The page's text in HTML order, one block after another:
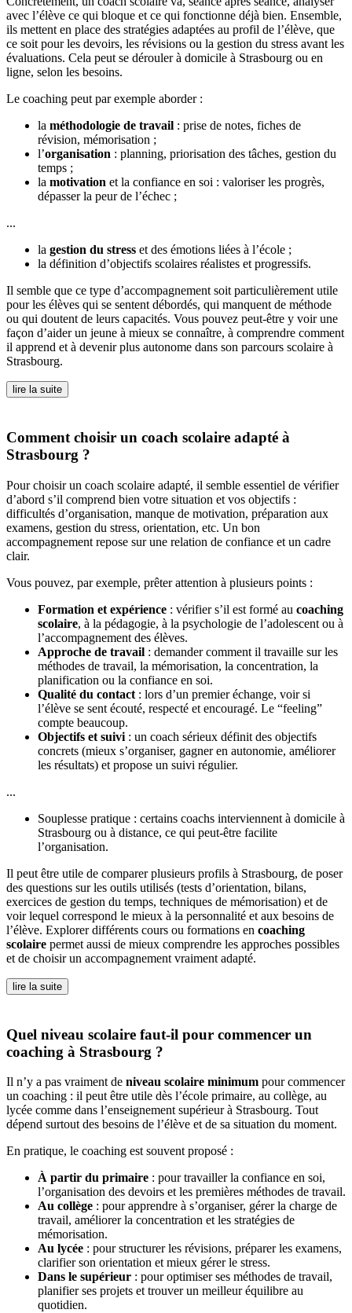
avec l’élève ce qui bloque et ce qui fonctionne déjà bien. Ensemble,
ils mettent en place des stratégies adaptées au profil de l’élève, que
ce soit pour les devoirs, les révisions ou la gestion du stress avant les
évaluations. Cela peut se dérouler à domicile à Strasbourg ou en
ligne, selon les besoins.
Le coaching peut par exemple aborder :
la méthodologie de travail : prise de notes, fiches de
révision, mémorisation ;
l’organisation : planning, priorisation des tâches, gestion du
temps ;
la motivation et la confiance en soi : valoriser les progrès,
dépasser la peur de l’échec ;
...
la gestion du stress et des émotions liées à l’école ;
la définition d’objectifs scolaires réalistes et progressifs.
Il semble que ce type d’accompagnement soit particulièrement utile
pour les élèves qui se sentent débordés, qui manquent de méthode
ou qui doutent de leurs capacités. Vous pouvez peut-être y voir une
façon d’aider un jeune à mieux se connaître, à comprendre comment
il apprend et à devenir plus autonome dans son parcours scolaire à
Strasbourg.
lire la suite
Comment choisir un coach scolaire adapté à
Strasbourg ?
Pour choisir un coach scolaire adapté, il semble essentiel de vérifier
d’abord s’il comprend bien votre situation et vos objectifs :
difficultés d’organisation, manque de motivation, préparation aux
examens, gestion du stress, orientation, etc. Un bon
accompagnement repose sur une relation de confiance et un cadre
clair.
Vous pouvez, par exemple, prêter attention à plusieurs points :
Formation et expérience : vérifier s’il est formé au coaching
scolaire, à la pédagogie, à la psychologie de l’adolescent ou à
l’accompagnement des élèves.
Approche de travail : demander comment il travaille sur les
méthodes de travail, la mémorisation, la concentration, la
planification ou la confiance en soi.
Qualité du contact : lors d’un premier échange, voir si
l’élève se sent écouté, respecté et encouragé. Le “feeling”
compte beaucoup.
Objectifs et suivi : un coach sérieux définit des objectifs
concrets (mieux s’organiser, gagner en autonomie, améliorer
les résultats) et propose un suivi régulier.
...
Souplesse pratique : certains coachs interviennent à domicile à
Strasbourg ou à distance, ce qui peut-être facilite
l’organisation.
Il peut être utile de comparer plusieurs profils à Strasbourg, de poser
des questions sur les outils utilisés (tests d’orientation, bilans,
exercices de gestion du temps, techniques de mémorisation) et de
voir lequel correspond le mieux à la personnalité et aux besoins de
l’élève. Explorer différents cours ou formations en coaching
scolaire permet aussi de mieux comprendre les approches possibles
et de choisir un accompagnement vraiment adapté.
lire la suite
Quel niveau scolaire faut-il pour commencer un
coaching à Strasbourg ?
Il n’y a pas vraiment de niveau scolaire minimum pour commencer
un coaching : il peut être utile dès l’école primaire, au collège, au
lycée comme dans l’enseignement supérieur à Strasbourg. Tout
dépend surtout des besoins de l’élève et de sa situation du moment.
En pratique, le coaching est souvent proposé :
À partir du primaire : pour travailler la confiance en soi,
l’organisation des devoirs et les premières méthodes de travail.
Au collège : pour apprendre à s’organiser, gérer la charge de
travail, améliorer la concentration et les stratégies de
mémorisation.
Au lycée : pour structurer les révisions, préparer les examens,
clarifier son orientation et mieux gérer le stress.
Dans le supérieur : pour optimiser ses méthodes de travail,
planifier ses projets et trouver un meilleur équilibre au
quotidien.